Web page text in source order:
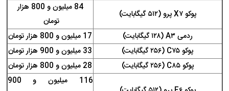
پوکو X۷ پرو (۵۱۲ گیگابایت)
84 میلیون و 800 هزار
تومان
ردمی A۳ (۱۲۸ گیگابایت)
17 میلیون و 800 هزار تومان
پوکو C۷۵ (۲۵۶ گیگابایت)
33 میلیون و 900 هزار تومان
پوکو C۸۵ (۲۵۶ گیگابایت)
28 میلیون و 800 هزار تومان
116 میلیون و 900